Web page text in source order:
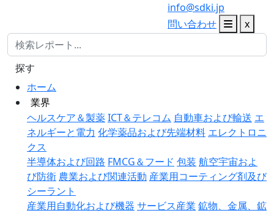
info@sdki.jp
問い合わせ
x
ホーム
業界
ヘルスケア＆製薬ICT＆テレコム 自動車および輸送 エ
ネルギーと電力 化学薬品および先端材料 エレクトロニ
クス
半導体および回路 FMCG＆フード 包装 航空宇宙およ
び防衛 農業および関連活動 産業用コーティング剤及び
シーラント
産業用自動化および機器 サービス産業 鉱物、金属、鉱
探す